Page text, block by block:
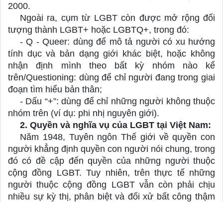
2000.
Ngoài ra, cụm từ LGBT còn được mở rộng đối
tượng thành LGBT+ hoặc LGBTQ+, trong đó:
- Q - Queer: dùng để mô tả người có xu hướng
tính dục và bản dạng giới khác biệt, hoặc không
nhận định mình theo bất kỳ nhóm nào kể
trên/Questioning: dùng để chỉ người đang trong giai
đoạn tìm hiểu bản thân;
- Dấu “+”: dùng để chỉ những người không thuộc
nhóm trên (ví dụ: phi nhị nguyên giới).
2. Quyền và nghĩa vụ của LGBT tại Việt Nam:
Năm 1948, Tuyên ngôn Thế giới về quyền con
người khẳng định quyền con người nói chung, trong
đó có đề cập đến quyền của những người thuộc
cộng đồng LGBT. Tuy nhiên, trên thực tế những
người thuộc cộng đồng LGBT vẫn còn phải chịu
nhiều sự kỳ thị, phân biệt và đối xử bất công thậm